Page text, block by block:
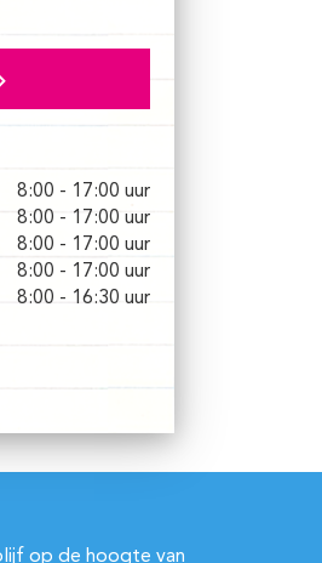
8:00 - 17:00 uur
8:00 - 17:00 uur
8:00 - 17:00 uur
8:00 - 17:00 uur
8:00 - 16:30 uur
op de hoogte van